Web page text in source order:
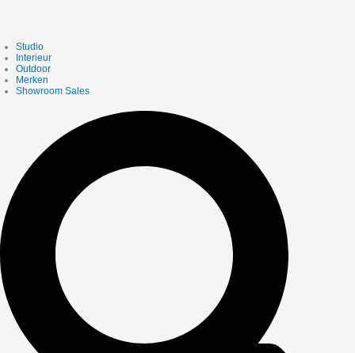
Studio
Interieur
Outdoor
Merken
Showroom Sales